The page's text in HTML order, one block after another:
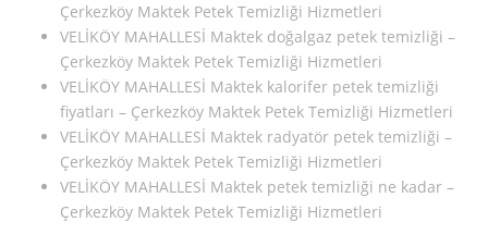
Çerkezköy Maktek Petek Temizliği Hizmetleri
VELİKÖY MAHALLESİ Maktek doğalgaz petek temizliği –
Çerkezköy Maktek Petek Temizliği Hizmetleri
VELİKÖY MAHALLESİ Maktek kalorifer petek temizliği
fiyatları – Çerkezköy Maktek Petek Temizliği Hizmetleri
VELİKÖY MAHALLESİ Maktek radyatör petek temizliği –
Çerkezköy Maktek Petek Temizliği Hizmetleri
VELİKÖY MAHALLESİ Maktek petek temizliği ne kadar –
Çerkezköy Maktek Petek Temizliği Hizmetleri